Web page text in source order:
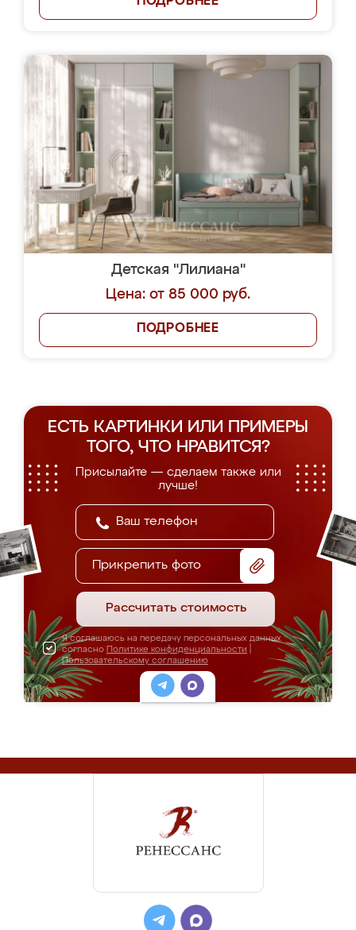
Детская "Лилиана"
Цена: от 85 000 руб.
ПОДРОБНЕЕ
ЕСТЬ КАРТИНКИ ИЛИ ПРИМЕРЫ
ТОГО, ЧТО НРАВИТСЯ?
Присылайте — сделаем также или
лучше!
Прикрепить фото
Рассчитать стоимость
Я соглашаюсь на передачу персональных данных
согласно Политике конфиденциальности
Пользовательскому соглашению